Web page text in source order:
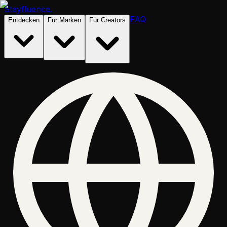
Stayfluence.
Entdecken Für Marken Für Creators FAQ